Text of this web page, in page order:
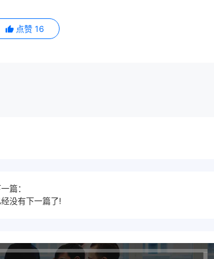
点赞 16
篇：
经没有下一篇了!